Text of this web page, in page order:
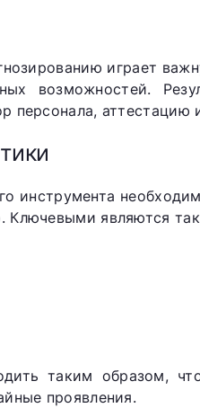
играет
возможностей.
персонала, аттестацию
инструмента
Ключевыми являются
таким образом,
проявления.